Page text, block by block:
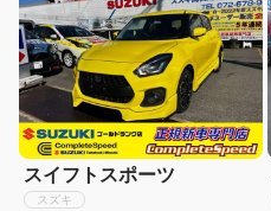
スイフトスポーツ
スズキ